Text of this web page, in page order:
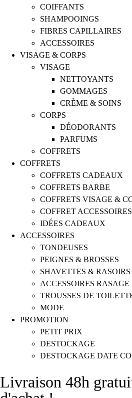
COIFFANTS
SHAMPOOINGS
FIBRES CAPILLAIRES
ACCESSOIRES
VISAGE & CORPS
VISAGE
NETTOYANTS
GOMMAGES
CRÈME & SOINS
CORPS
DÉODORANTS
PARFUMS
COFFRETS
COFFRETS
COFFRETS CADEAUX
COFFRETS BARBE
COFFRETS VISAGE &
COFFRET ACCESSOIRES
IDÉES CADEAUX
ACCESSOIRES
TONDEUSES
PEIGNES & BROSSES
SHAVETTES & RASOIRS
ACCESSOIRES RASAGE
TROUSSES DE
MODE
PROMOTION
PETIT PRIX
DESTOCKAGE
DESTOCKAGE DATE
Livraison 48h